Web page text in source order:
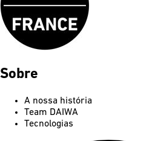
Sobre
A nossa história
Team DAIWA
Tecnologias